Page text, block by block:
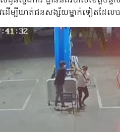
ដើម្បីឃាត់ជនសង្ស័យម្នាក់ទៀតដែល